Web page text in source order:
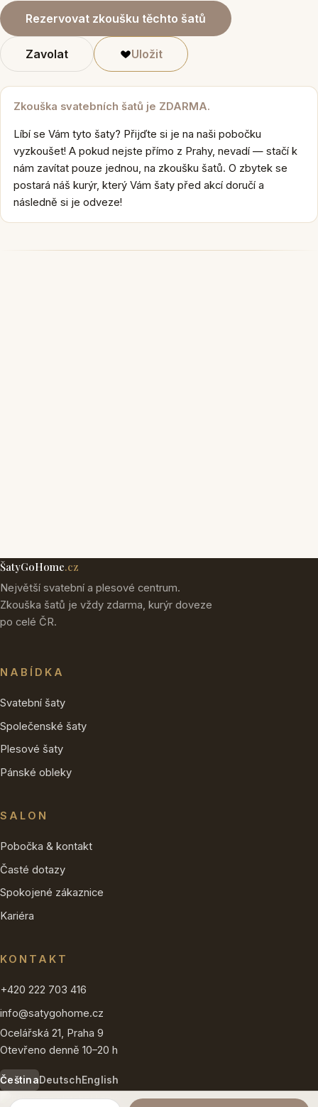
Rezervovat zkoušku těchto šatů
Zavolat Uložit
Zkouška svatebních šatů je ZDARMA.
Líbí se Vám tyto šaty? Přijďte si je na naši pobočku
vyzkoušet! A pokud nejste přímo z Prahy, nevadí — stačí k
nám zavítat pouze jednou, na zkoušku šatů. O zbytek se
postará náš kurýr, který Vám šaty před akcí doručí a
následně si je odveze!
ŠatyGoHome.cz
Největší svatební a plesové centrum.
Zkouška šatů je vždy zdarma, kurýr doveze
po celé ČR.
NABÍDKA
Svatební šaty
Společenské šaty
Plesové šaty
Pánské obleky
SALON
Pobočka & kontakt
Časté dotazy
Spokojené zákaznice
Kariéra
KONTAKT
+420 222 703 416
info@satygohome.cz
Ocelářská 21, Praha 9
Otevřeno denně 10–20 h
ČeštinaDeutschEnglish